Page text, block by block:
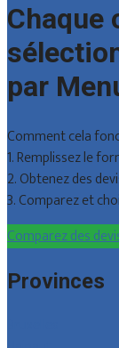
Chaque
par
Comment cela
1. Remplissez le
2. Obtenez des
3. Comparez et
Comparez des
Provinces